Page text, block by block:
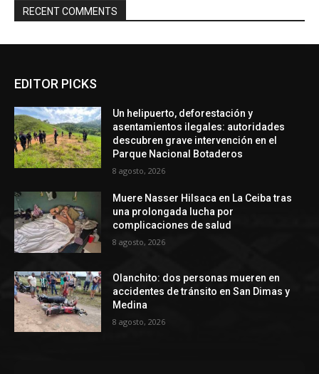
RECENT COMMENTS
EDITOR PICKS
Un helipuerto, deforestación y
asentamientos ilegales: autoridades
descubren grave intervención en el
Parque Nacional Botaderos
8 agosto, 2026
Muere Nasser Hilsaca en La Ceiba tras
una prolongada lucha por
complicaciones de salud
8 agosto, 2026
Olanchito: dos personas mueren en
accidentes de tránsito en San Dimas y
Medina
8 agosto, 2026